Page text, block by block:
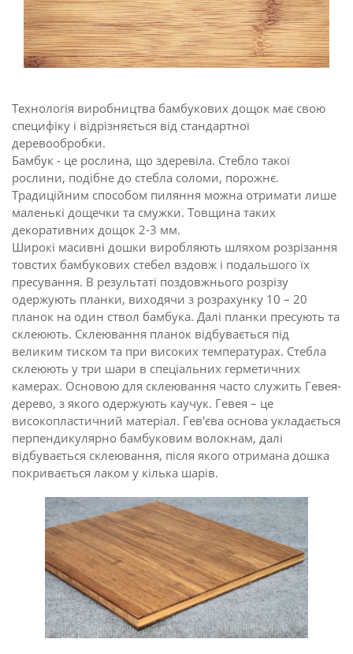
Технологія виробництва бамбукових дощок має свою
специфіку і відрізняється від стандартної
деревообробки.
Бамбук - це рослина, що здеревіла. Стебло такої
рослини, подібне до стебла соломи, порожнє.
Традиційним способом пиляння можна отримати лише
маленькі дощечки та смужки. Товщина таких
декоративних дощок 2-3 мм.
Широкі масивні дошки виробляють шляхом розрізання
товстих бамбукових стебел вздовж і подальшого їх
пресування. В результаті поздовжнього розрізу
одержують планки, виходячи з розрахунку 10 – 20
планок на один ствол бамбука. Далі планки пресують та
склеюють. Склеювання планок відбувається під
великим тиском та при високих температурах. Стебла
склеюють у три шари в спеціальних герметичних
камерах. Основою для склеювання часто служить Гевея-
дерево, з якого одержують каучук. Гевея – це
високопластичний матеріал. Гев'єва основа укладається
перпендикулярно бамбуковим волокнам, далі
відбувається склеювання, після якого отримана дошка
покривається лаком у кілька шарів.